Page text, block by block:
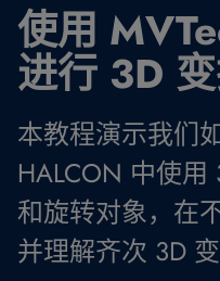
使用
进行 3D
本教程演示我们
HALCON 中使
和旋转对象，在
并理解齐次 3D